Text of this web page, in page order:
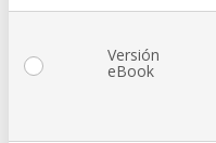
Versión
eBook